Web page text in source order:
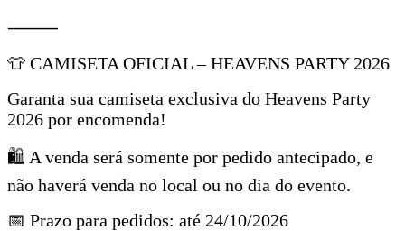
⸻
👕 CAMISETA OFICIAL – HEAVENS PARTY 2026
Garanta sua camiseta exclusiva do Heavens Party
2026 por encomenda!
🛍 A venda será somente por pedido antecipado, e
não haverá venda no local ou no dia do evento.
📅 Prazo para pedidos: até 24/10/2026